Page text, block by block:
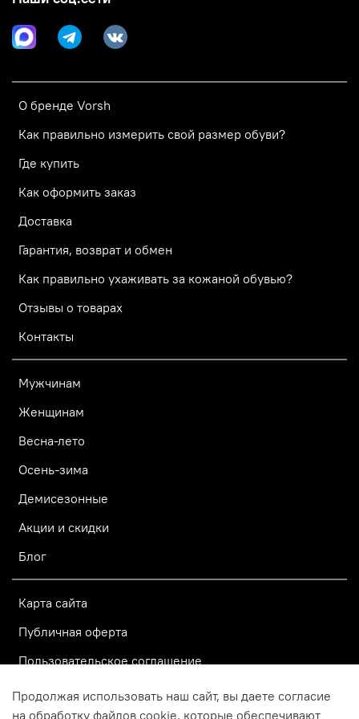
О бренде Vorsh
Как правильно измерить свой размер обуви?
Где купить
Как оформить заказ
Доставка
Гарантия, возврат и обмен
Как правильно ухаживать за кожаной обувью?
Отзывы о товарах
Контакты
Мужчинам
Женщинам
Весна-лето
Осень-зима
Демисезонные
Акции и скидки
Блог
Карта сайта
Публичная оферта
Пользовательское соглашение
Политика конфиденциальности
Продолжая использовать наш сайт, вы даете согласие
на обработку файлов cookie, которые обеспечивают